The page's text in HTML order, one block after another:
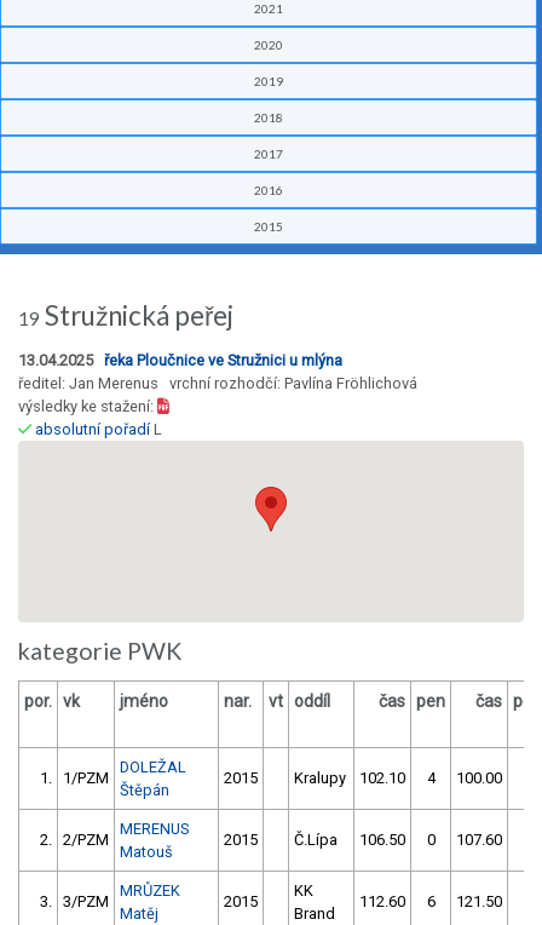
2021
2020
2019
2018
2017
2016
2015
19 Stružnická peřej
13.04.2025 řeka Ploučnice ve Stružnici u mlýna
ředitel: Jan Merenus vrchní rozhodčí: Pavlína Fröhlichová
výsledky ke stažení:
absolutní pořadíL
kategorie PWK
por. vk jméno nar. vt oddíl čas pen čas pen
1. 1/PZM
DOLEŽAL
Štěpán
2015 Kralupy 102.10 4 100.00
2. 2/PZM
MERENUS
Matouš
2015 Č.Lípa 106.50 0 107.60
3. 3/PZM
MRŮZEK
Matěj
2015
KK
Brand
112.60 6 121.50